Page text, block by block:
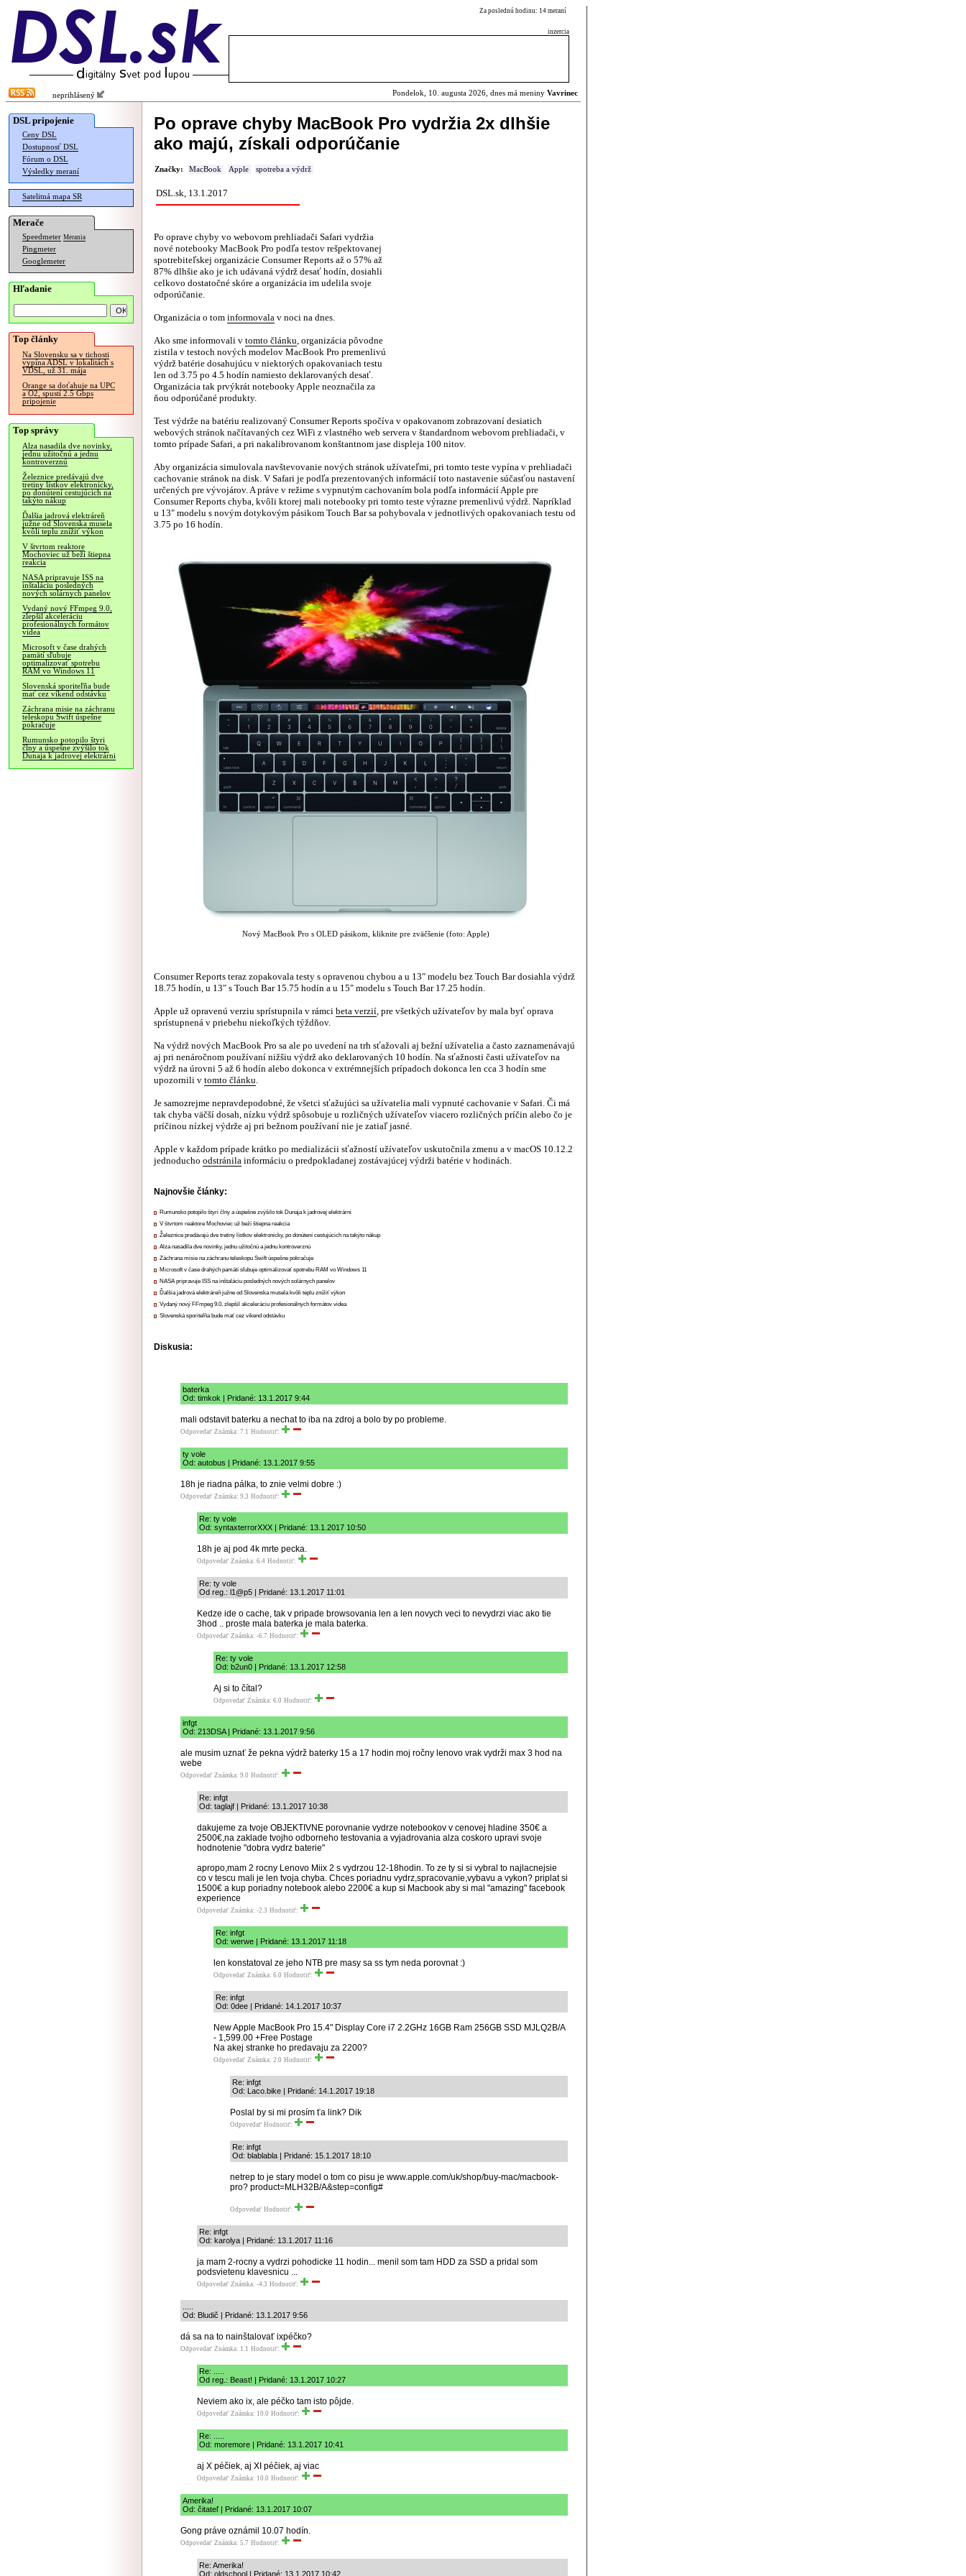
Za poslednú hodinu: 14 meraní
inzercia
neprihlásený Pondelok, 10. augusta 2026, dnes má meniny Vavrinec
DSL pripojenie
Ceny DSL
Dostupnosť DSL
Fórum o DSL
Výsledky meraní
Satelitná mapa SR
Merače
Speedmeter Merania
Pingmeter
Googlemeter
Hľadanie
Top články
Na Slovensku sa v tichosti
vypína ADSL v lokalitách s
VDSL, už 31. mája
Orange sa doťahuje na UPC
a O2, spustí 2.5 Gbps
pripojenie
Top správy
Alza nasadila dve novinky,
jednu užitočnú a jednu
kontroverznú
Železnice predávajú dve
tretiny lístkov elektronicky,
po donútení cestujúcich na
takýto nákup
Ďalšia jadrová elektráreň
južne od Slovenska musela
kvôli teplu znížiť výkon
V štvrtom reaktore
Mochoviec už beží štiepna
reakcia
NASA pripravuje ISS na
inštaláciu posledných
nových solárnych panelov
Vydaný nový FFmpeg 9.0,
zlepšil akceleráciu
profesionálnych formátov
videa
Microsoft v čase drahých
pamätí sľubuje
optimalizovať spotrebu
RAM vo Windows 11
Slovenská sporiteľňa bude
mať cez víkend odstávku
Záchrana misie na záchranu
teleskopu Swift úspešne
pokračuje
Rumunsko potopilo štyri
člny a úspešne zvýšilo tok
Dunaja k jadrovej elektrárni
Po oprave chyby MacBook Pro vydržia 2x dlhšie
ako majú, získali odporúčanie
Značky: MacBook Apple spotreba a výdrž
DSL.sk, 13.1.2017
Po oprave chyby vo webovom prehliadači Safari vydržia
nové notebooky MacBook Pro podľa testov rešpektovanej
spotrebiteľskej organizácie Consumer Reports až o 57% až
87% dlhšie ako je ich udávaná výdrž desať hodín, dosiahli
celkovo dostatočné skóre a organizácia im udelila svoje
odporúčanie.
Organizácia o tom informovala v noci na dnes.
Ako sme informovali v tomto článku, organizácia pôvodne
zistila v testoch nových modelov MacBook Pro premenlivú
výdrž batérie dosahujúcu v niektorých opakovaniach testu
len od 3.75 po 4.5 hodín namiesto deklarovaných desať.
Organizácia tak prvýkrát notebooky Apple neoznačila za
ňou odporúčané produkty.
Test výdrže na batériu realizovaný Consumer Reports spočíva v opakovanom zobrazovaní desiatich
webových stránok načítavaných cez WiFi z vlastného web servera v štandardnom webovom prehliadači, v
tomto prípade Safari, a pri nakalibrovanom konštantnom jase displeja 100 nitov.
Aby organizácia simulovala navštevovanie nových stránok užívateľmi, pri tomto teste vypína v prehliadači
cachovanie stránok na disk. V Safari je podľa prezentovaných informácií toto nastavenie súčasťou nastavení
určených pre vývojárov. A práve v režime s vypnutým cachovaním bola podľa informácií Apple pre
Consumer Reports chyba, kvôli ktorej mali notebooky pri tomto teste výrazne premenlivú výdrž. Napríklad
u 13" modelu s novým dotykovým pásikom Touch Bar sa pohybovala v jednotlivých opakovaniach testu od
3.75 po 16 hodín.
Nový MacBook Pro s OLED pásikom, kliknite pre zväčšenie (foto: Apple)
Consumer Reports teraz zopakovala testy s opravenou chybou a u 13" modelu bez Touch Bar dosiahla výdrž
18.75 hodín, u 13" s Touch Bar 15.75 hodín a u 15" modelu s Touch Bar 17.25 hodín.
Apple už opravenú verziu sprístupnila v rámci beta verzií , pre všetkých užívateľov by mala byť oprava
sprístupnená v priebehu niekoľkých týždňov.
Na výdrž nových MacBook Pro sa ale po uvedení na trh sťažovali aj bežní užívatelia a často zaznamenávajú
aj pri nenáročnom používaní nižšiu výdrž ako deklarovaných 10 hodín. Na sťažnosti časti užívateľov na
výdrž na úrovni 5 až 6 hodín alebo dokonca v extrémnejších prípadoch dokonca len cca 3 hodín sme
upozornili v tomto článku
Je samozrejme nepravdepodobné, že všetci sťažujúci sa užívatelia mali vypnuté cachovanie v Safari. Či má
tak chyba väčší dosah, nízku výdrž spôsobuje u rozličných užívateľov viacero rozličných príčin alebo čo je
príčinou nízkej výdrže aj pri bežnom používaní nie je zatiaľ jasné.
Apple v každom prípade krátko po medializácii sťažností užívateľov uskutočnila zmenu a v macOS 10.12.2
jednoducho odstránila informáciu o predpokladanej zostávajúcej výdrži batérie v hodinách.
Najnovšie články:
Rumunsko potopilo štyri člny a úspešne zvýšilo tok Dunaja k jadrovej elektrárni
V štvrtom reaktore Mochoviec už beží štiepna reakcia
Železnice predávajú dve tretiny lístkov elektronicky, po donútení cestujúcich na takýto nákup
Alza nasadila dve novinky, jednu užitočnú a jednu kontroverznú
Záchrana misie na záchranu teleskopu Swift úspešne pokračuje
Microsoft v čase drahých pamätí sľubuje optimalizovať spotrebu RAM vo Windows 11
NASA pripravuje ISS na inštaláciu posledných nových solárnych panelov
Ďalšia jadrová elektráreň južne od Slovenska musela kvôli teplu znížiť výkon
Vydaný nový FFmpeg 9.0, zlepšil akceleráciu profesionálnych formátov videa
Slovenská sporiteľňa bude mať cez víkend odstávku
Diskusia:
baterka
Od: timkok | Pridané: 13.1.2017 9:44
mali odstavit baterku a nechat to iba na zdroj a bolo by po probleme.
Odpovedať Známka: 7.1 Hodnotiť:
ty vole
Od: autobus | Pridané: 13.1.2017 9:55
18h je riadna pálka, to znie velmi dobre :)
Odpovedať Známka: 9.3 Hodnotiť:
Re: ty vole
Od: syntaxterrorXXX | Pridané: 13.1.2017 10:50
18h je aj pod 4k mrte pecka.
Odpovedať Známka: 6.4 Hodnotiť:
Re: ty vole
Od reg.: l1@p5 | Pridané: 13.1.2017 11:01
Kedze ide o cache, tak v pripade browsovania len a len novych veci to nevydrzi viac ako tie
3hod .. proste mala baterka je mala baterka.
Odpovedať Známka: -6.7 Hodnotiť:
Re: ty vole
Od: b2un0 | Pridané: 13.1.2017 12:58
Aj si to čítal?
Odpovedať Známka: 6.0 Hodnotiť:
infgt
Od: 213DSA | Pridané: 13.1.2017 9:56
ale musim uznať že pekna výdrž baterky 15 a 17 hodin moj ročny lenovo vrak vydrži max 3 hod na
webe
Odpovedať Známka: 9.0 Hodnotiť:
Re: infgt
Od: taglajf | Pridané: 13.1.2017 10:38
dakujeme za tvoje OBJEKTIVNE porovnanie vydrze notebookov v cenovej hladine 350€ a
2500€,na zaklade tvojho odborneho testovania a vyjadrovania alza coskoro upravi svoje
hodnotenie "dobra vydrz baterie"
apropo,mam 2 rocny Lenovo Miix 2 s vydrzou 12-18hodin. To ze ty si si vybral to najlacnejsie
co v tescu mali je len tvoja chyba. Chces poriadnu vydrz,spracovanie,vybavu a vykon? priplat si
1500€ a kup poriadny notebook alebo 2200€ a kup si Macbook aby si mal "amazing" facebook
experience
Odpovedať Známka: -2.3 Hodnotiť:
Re: infgt
Od: werwe | Pridané: 13.1.2017 11:18
len konstatoval ze jeho NTB pre masy sa ss tym neda porovnat :)
Odpovedať Známka: 6.0 Hodnotiť:
Re: infgt
Od: 0dee | Pridané: 14.1.2017 10:37
New Apple MacBook Pro 15.4" Display Core i7 2.2GHz 16GB Ram 256GB SSD MJLQ2B/A
- 1,599.00 +Free Postage
Na akej stranke ho predavaju za 2200?
Odpovedať Známka: 2.0 Hodnotiť:
Re: infgt
Od: Laco.bike | Pridané: 14.1.2017 19:18
Poslal by si mi prosím ťa link? Dik
Odpovedať Hodnotiť:
Re: infgt
Od: blablabla | Pridané: 15.1.2017 18:10
netrep to je stary model o tom co pisu je www.apple.com/uk/shop/buy-mac/macbook-
pro? product=MLH32B/A&step=config#
Odpovedať Hodnotiť:
Re: infgt
Od: karolya | Pridané: 13.1.2017 11:16
ja mam 2-rocny a vydrzi pohodicke 11 hodin... menil som tam HDD za SSD a pridal som
podsvietenu klavesnicu ...
Odpovedať Známka: -4.3 Hodnotiť:
Od: Bludič | Pridané: 13.1.2017 9:56
dá sa na to nainštalovať ixpéčko?
Odpovedať Známka: 1.1 Hodnotiť:
Re: .....
Od reg.: Beast! | Pridané: 13.1.2017 10:27
Neviem ako ix, ale péčko tam isto pôjde.
Odpovedať Známka: 10.0 Hodnotiť:
Re: .....
Od: moremore | Pridané: 13.1.2017 10:41
aj X péčiek, aj XI péčiek, aj viac
Odpovedať Známka: 10.0 Hodnotiť:
Amerika!
Od: čitateľ | Pridané: 13.1.2017 10:07
Gong práve oznámil 10.07 hodín.
Odpovedať Známka: 5.7 Hodnotiť:
Re: Amerika!
Od: oldschool | Pridané: 13.1.2017 10:42